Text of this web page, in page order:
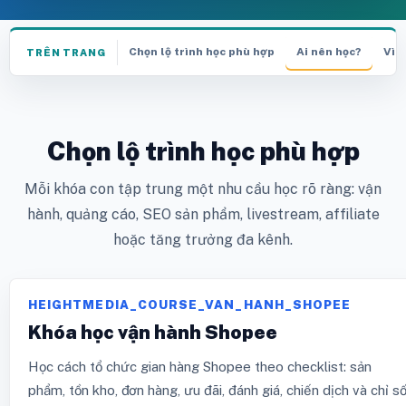
TRÊN TRANG Chọn lộ trình học phù hợp Ai nên học? Vì
Chọn lộ trình học phù hợp
Mỗi khóa con tập trung một nhu cầu học rõ ràng: vận
hành, quảng cáo, SEO sản phẩm, livestream, affiliate
hoặc tăng trưởng đa kênh.
HEIGHTMEDIA_COURSE_VAN_HANH_SHOPEE
Khóa học vận hành Shopee
Học cách tổ chức gian hàng Shopee theo checklist: sản
phẩm, tồn kho, đơn hàng, ưu đãi, đánh giá, chiến dịch và chỉ số